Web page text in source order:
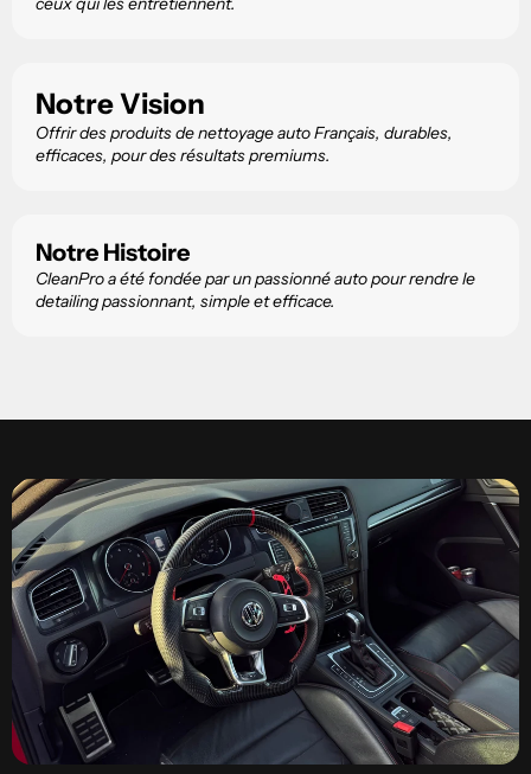
Notre Vision
Offrir des produits de nettoyage auto Français, durables,
efficaces, pour des résultats premiums.
Notre Histoire
CleanPro a été fondée par un passionné auto pour rendre le
detailing passionnant, simple et efficace.